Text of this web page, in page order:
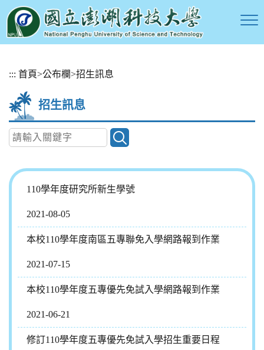
::: 首頁>公布欄>招生訊息
招生訊息
110學年度研究所新生學號
2021-08-05
本校110學年度南區五專聯免入學網路報到作業
2021-07-15
本校110學年度五專優先免試入學網路報到作業
2021-06-21
修訂110學年度五專優先免試入學招生重要日程